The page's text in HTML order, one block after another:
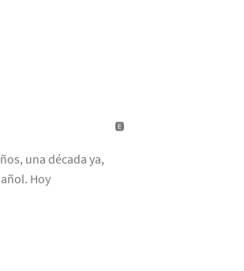
una década ya,
Hoy